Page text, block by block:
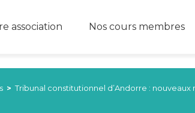
association Nos cours membres
> Tribunal constitutionnel d’Andorre : nouveaux